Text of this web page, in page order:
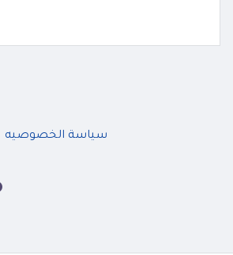
سياسة الخصوصيه